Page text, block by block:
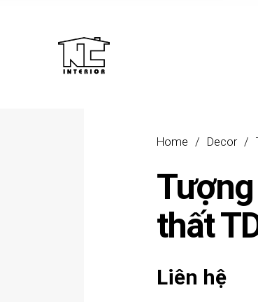
Home / Decor /
thất
Liên hệ